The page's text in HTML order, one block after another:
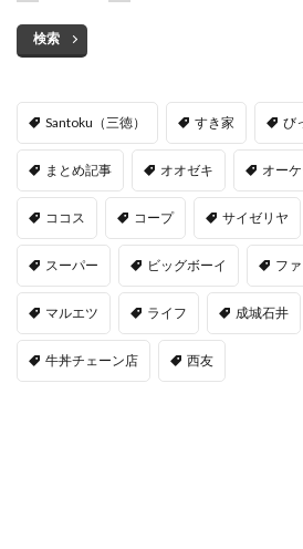
検索
Santoku（三徳） すき家 び
まとめ記事 オオゼキ オー
ココス コープ サイゼリヤ
スーパー ビッグボーイ フ
マルエツ ライフ 成城石井
牛丼チェーン店 西友